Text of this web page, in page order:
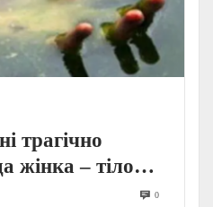
трагічно
жінка – тіло
0